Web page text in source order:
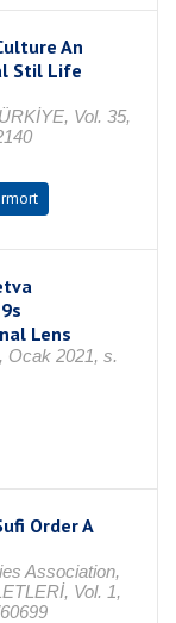
An
Stil Life
Vol. 35,
Lens
Ocak 2021, s.
Order A
Association,
Vol. 1,